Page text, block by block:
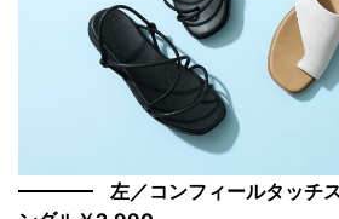
左／コンフィールタッチ